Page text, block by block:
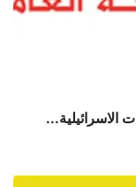
الاسرائيلية...